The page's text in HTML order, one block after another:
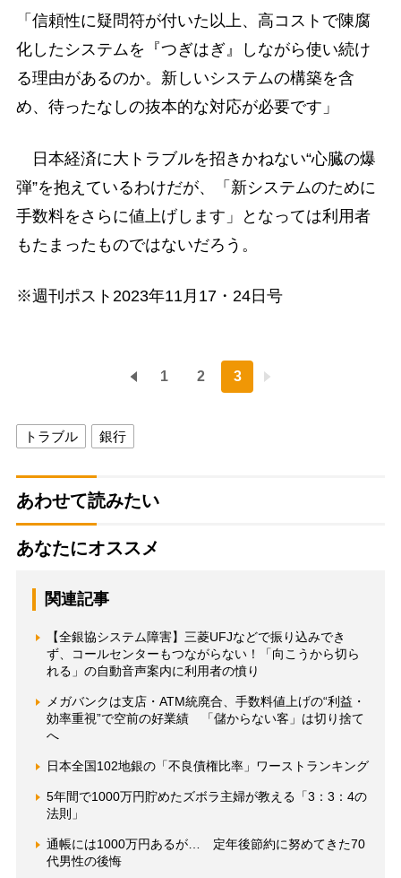
「信頼性に疑問符が付いた以上、高コストで陳腐
化したシステムを『つぎはぎ』しながら使い続け
る理由があるのか。新しいシステムの構築を含
め、待ったなしの抜本的な対応が必要です」
日本経済に大トラブルを招きかねない“心臓の爆
弾”を抱えているわけだが、「新システムのために
手数料をさらに値上げします」となっては利用者
もたまったものではないだろう。
※週刊ポスト2023年11月17・24日号
1 2 3
トラブル 銀行
あわせて読みたい
あなたにオススメ
関連記事
【全銀協システム障害】三菱UFJなどで振り込みでき
ず、コールセンターもつながらない！「向こうから切ら
れる」の自動音声案内に利用者の憤り
メガバンクは支店・ATM統廃合、手数料値上げの“利益・
効率重視”で空前の好業績 「儲からない客」は切り捨て
へ
日本全国102地銀の「不良債権比率」ワーストランキング
5年間で1000万円貯めたズボラ主婦が教える「3：3：4の
法則」
通帳には1000万円あるが… 定年後節約に努めてきた70
代男性の後悔